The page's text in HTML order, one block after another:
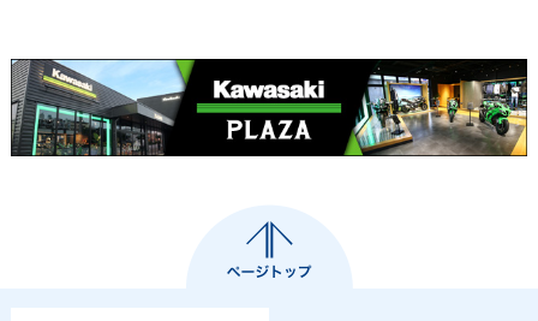
2014年 Ninja 25
0・カラーチェンジ
2013年 Ninja 250
Special Edition・新
2013年 Ninja 250 A
BS Special Editio